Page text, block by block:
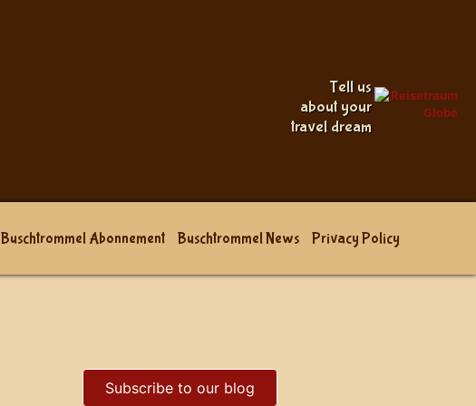
Tell us
about your
travel dream
Buschtrommel Abonnement Buschtrommel News Privacy Policy
Subscribe to our blog